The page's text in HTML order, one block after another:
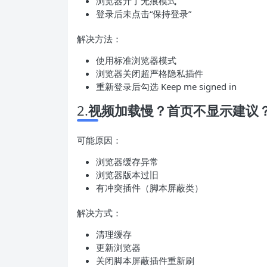
登录后未点击“保持登录”
解决方法：
使用标准浏览器模式
浏览器关闭超严格隐私插件
重新登录后勾选 Keep me signed in
2.视频加载慢？首页不显示建议
可能原因：
浏览器缓存异常
浏览器版本过旧
有冲突插件（脚本屏蔽类）
解决方式：
清理缓存
更新浏览器
关闭脚本屏蔽插件重新刷